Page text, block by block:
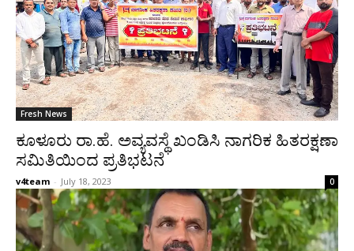
Fresh News
ಕೂಳೂರು ರಾ.ಹೆ. ಅವ್ಯವಸ್ಥೆ ಖಂಡಿಸಿ ನಾಗರಿಕ ಹಿತರಕ್ಷಣಾ
ಸಮಿತಿಯಿಂದ ಪ್ರತಿಭಟನೆ
v4team - July 18, 2023 0